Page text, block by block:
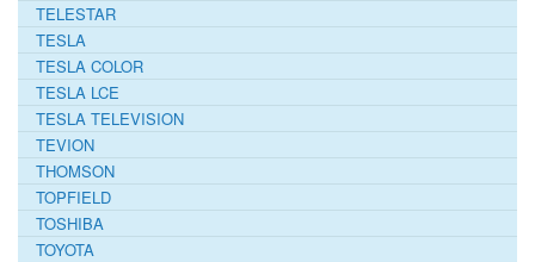
TELESTAR
TESLA
TESLA COLOR
TESLA LCE
TESLA TELEVISION
TEVION
THOMSON
TOPFIELD
TOSHIBA
TOYOTA